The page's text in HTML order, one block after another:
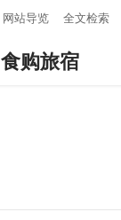
网站导览 全文检索
食购旅宿